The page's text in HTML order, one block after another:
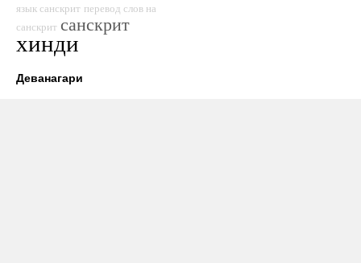
язык санскрит перевод слов на
санскрит санскрит
хинди
Деванагари